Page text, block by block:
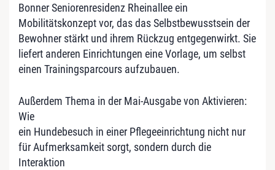
Bonner Seniorenresidenz Rheinallee ein
Mobilitätskonzept vor, das das Selbstbewusstsein der
Bewohner stärkt und ihrem Rückzug entgegenwirkt. Sie
liefert anderen Einrichtungen eine Vorlage, um selbst
einen Trainingsparcours aufzubauen.
Außerdem Thema in der Mai-Ausgabe von Aktivieren:
Wie
ein Hundebesuch in einer Pflegeeinrichtung nicht nur
für Aufmerksamkeit sorgt, sondern durch die
Interaktion